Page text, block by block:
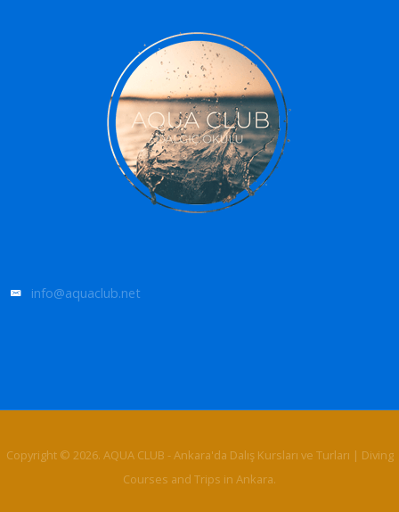
info@aquaclub.net
Copyright © 2026. AQUA CLUB - Ankara'da Dalış Kursları ve Turları | Diving
Courses and Trips in Ankara.